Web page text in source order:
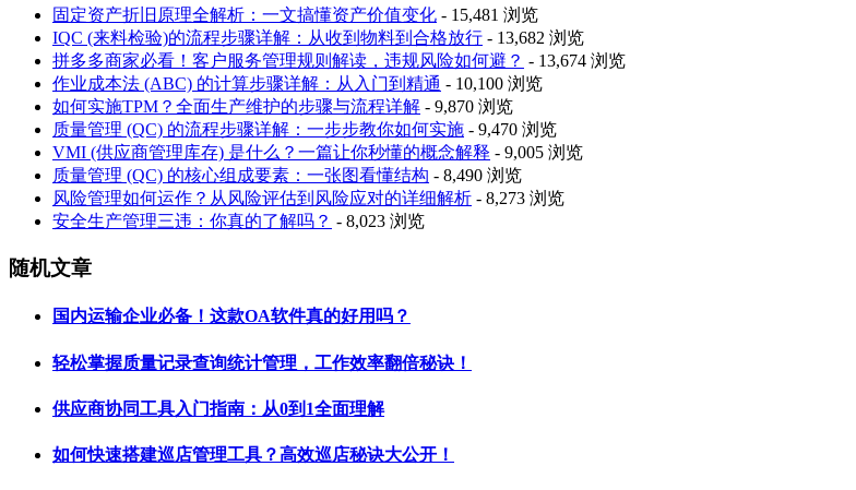
固定资产折旧原理全解析：一文搞懂资产价值变化 - 15,481 浏览
IQC (来料检验)的流程步骤详解：从收到物料到合格放行 - 13,682 浏览
拼多多商家必看！客户服务管理规则解读，违规风险如何避？ - 13,674 浏览
作业成本法 (ABC) 的计算步骤详解：从入门到精通 - 10,100 浏览
如何实施TPM？全面生产维护的步骤与流程详解 - 9,870 浏览
质量管理 (QC) 的流程步骤详解：一步步教你如何实施 - 9,470 浏览
VMI (供应商管理库存) 是什么？一篇让你秒懂的概念解释 - 9,005 浏览
质量管理 (QC) 的核心组成要素：一张图看懂结构 - 8,490 浏览
风险管理如何运作？从风险评估到风险应对的详细解析 - 8,273 浏览
安全生产管理三违：你真的了解吗？ - 8,023 浏览
随机文章
国内运输企业必备！这款OA软件真的好用吗？
轻松掌握质量记录查询统计管理，工作效率翻倍秘诀！
供应商协同工具入门指南：从0到1全面理解
如何快速搭建巡店管理工具？高效巡店秘诀大公开！